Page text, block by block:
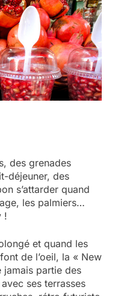
des grenades
déjeuner, des
s’attarder quand
les palmiers…
!
et quand les
de l’oeil, la « New
partie des
ses terrasses